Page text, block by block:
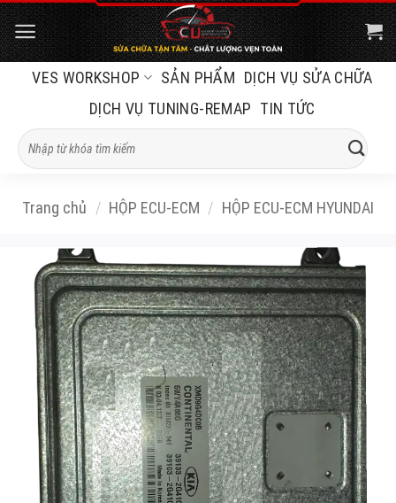
Bỏ
qua
nội
VES WORKSHOP SẢN PHẨM DỊCH VỤ SỬA CHỮA
DỊCH VỤ TUNING-REMAP TIN TỨC
Tìm
kiếm:
Trang chủ / HỘP ECU-ECM / HỘP ECU-ECM HYUNDAI